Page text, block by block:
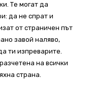
Те могат да
да не спрат и
от страничен път
завой наляво,
ти изпреварите.
на всички
страна.